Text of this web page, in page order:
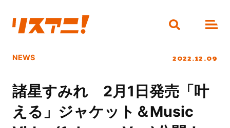
NEWS 2022.12.09
諸星すみれ 2月1日発売「叶
える」ジャケット＆Music